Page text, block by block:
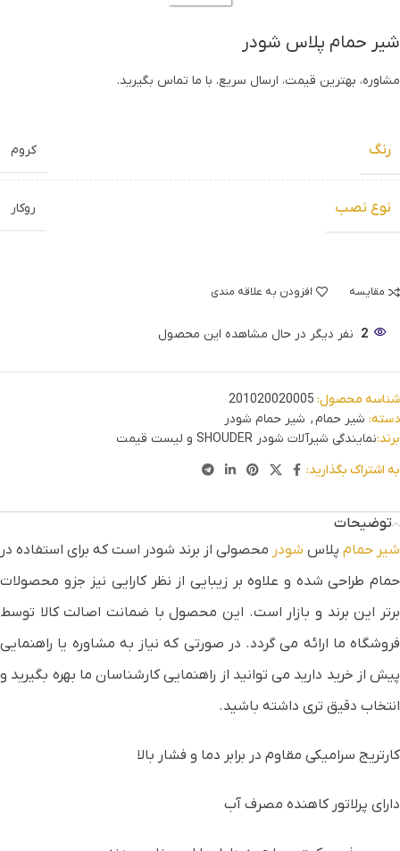
شیر حمام پلاس شودر
مشاوره، بهترین قیمت، ارسال سریع. با ما تماس بگیرید.
رنگ کروم
نوع نصب روکار
مقایسه افزودن به علاقه مندی
2 نفر دیگر در حال مشاهده این محصول
شناسه محصول: 201020020005
دسته: شیر حمام, شیر حمام شودر
برند:نمایندگی شیرآلات شودر SHOUDER و لیست قیمت
به اشتراک بگذارید:
توضیحات
شیر حمام پلاس شودر محصولی از برند شودر است که برای استفاده در
حمام طراحی شده و علاوه بر زیبایی از نظر کارایی نیز جزو محصولات
برتر این برند و بازار است. این محصول با ضمانت اصالت کالا توسط
فروشگاه ما ارائه می گردد. در صورتی که نیاز به مشاوره یا راهنمایی
پیش از خرید دارید می توانید از راهنمایی کارشناسان ما بهره بگیرید و
انتخاب دقیق تری داشته باشید.
کارتریج سراميکی مقاوم در برابر دما و فشار بالا
دارای پرلاتور کاهنده مصرف آب